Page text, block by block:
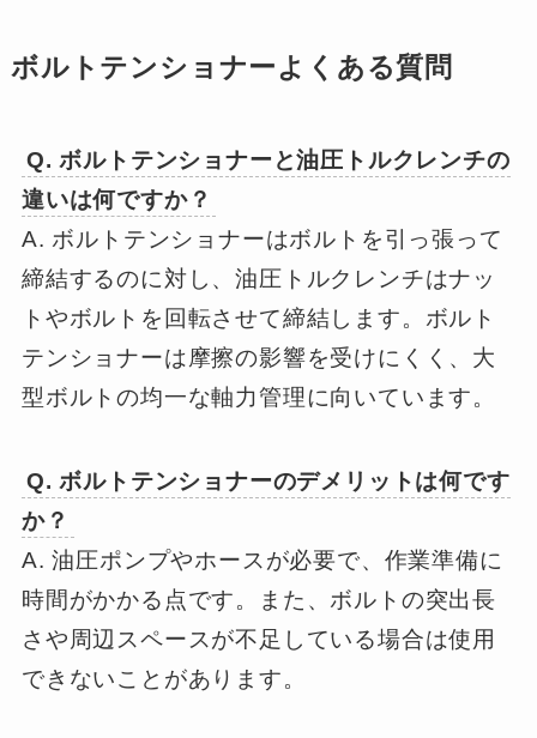
ボルトテンショナーよくある質問
Q. ボルトテンショナーと油圧トルクレンチの
違いは何ですか？
A. ボルトテンショナーはボルトを引っ張って
締結するのに対し、油圧トルクレンチはナッ
トやボルトを回転させて締結します。ボルト
テンショナーは摩擦の影響を受けにくく、大
型ボルトの均一な軸力管理に向いています。
Q. ボルトテンショナーのデメリットは何です
か？
A. 油圧ポンプやホースが必要で、作業準備に
時間がかかる点です。また、ボルトの突出長
さや周辺スペースが不足している場合は使用
できないことがあります。